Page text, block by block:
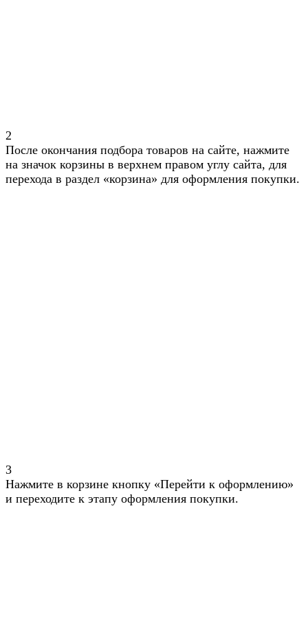
2
После окончания подбора товаров на сайте, нажмите
на значок корзины в верхнем правом углу сайта, для
перехода в раздел «корзина» для оформления покупки.
3
Нажмите в корзине кнопку «Перейти к оформлению»
и переходите к этапу оформления покупки.